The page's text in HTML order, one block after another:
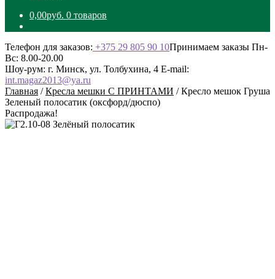
0,00руб. 0 товаров
Телефон для заказов: +375 29 805 90 10Принимаем заказы Пн-
Вс: 8.00-20.00
Шоу-рум: г. Минск, ул. Толбухина, 4 E-mail:
int.magaz2013@ya.ru
Главная /Кресла мешки С ПРИНТАМИ /Кресло мешок Груша
Зеленый полосатик (оксфорд/дюспо)
Распродажа!